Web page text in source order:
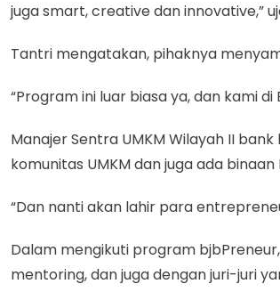
juga smart, creative dan innovative,”
Tantri mengatakan, pihaknya
“Program ini luar biasa ya, dan kami
Manajer Sentra UMKM Wilayah II
komunitas UMKM dan juga ada
“Dan nanti akan lahir para
Dalam mengikuti program
mentoring, dan juga dengan juri-juri